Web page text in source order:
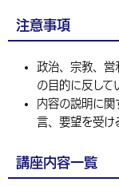
注意事項
政治、宗教、営
の目的に反して
内容の説明に
言、要望を受け
講座内容一覧